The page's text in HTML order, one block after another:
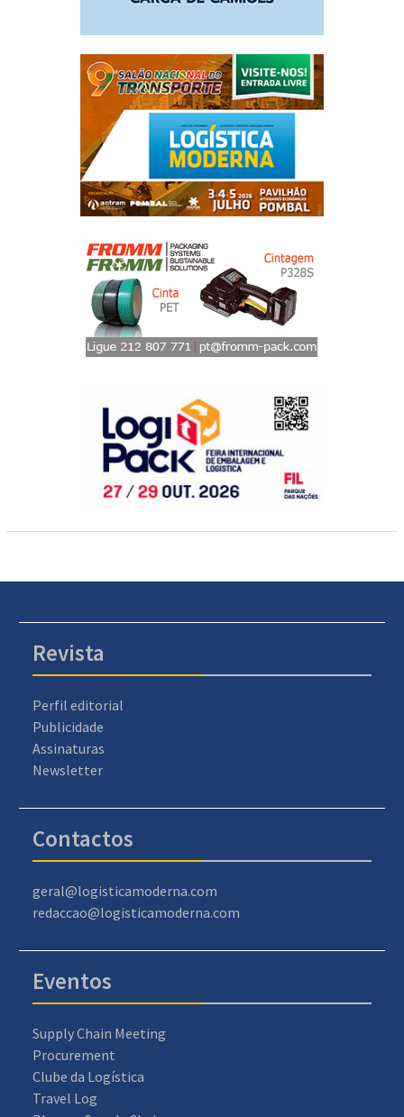
Revista
Perfil editorial
Publicidade
Assinaturas
Newsletter
Contactos
geral@logisticamoderna.com
redaccao@logisticamoderna.com
Eventos
Supply Chain Meeting
Procurement
Clube da Logística
Travel Log